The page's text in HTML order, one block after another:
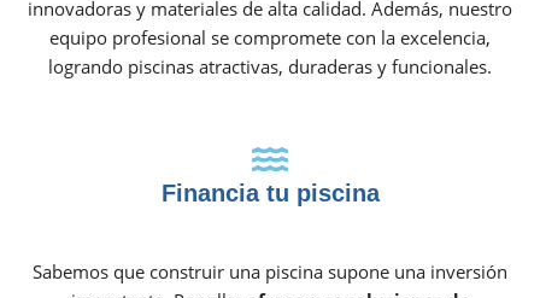
innovadoras y materiales de alta calidad. Además, nuestro
equipo profesional se compromete con la excelencia,
logrando piscinas atractivas, duraderas y funcionales.
Financia tu piscina
Sabemos que construir una piscina supone una inversión